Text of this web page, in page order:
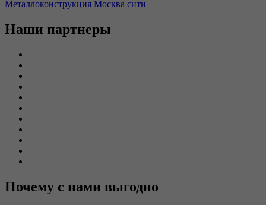
Металлоконструкция Москва сити
Наши партнеры
Почему с нами выгодно